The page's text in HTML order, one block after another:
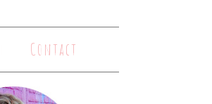
Contact